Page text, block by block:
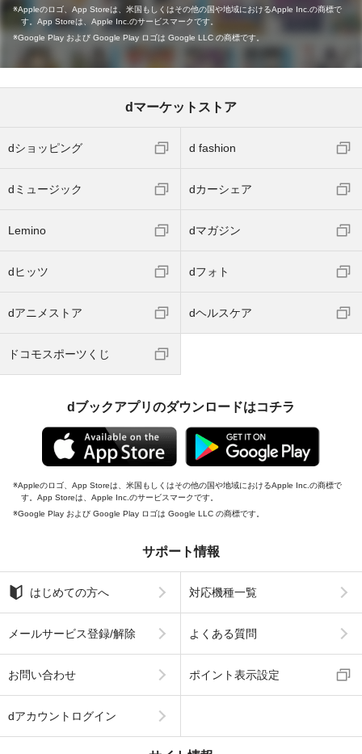
Appleのロゴ、App Storeは、米国もしくはその他の国や地域におけるApple Inc.の商標で
す。App Storeは、Apple Inc.のサービスマークです。
Google Play および Google Play ロゴは Google LLC の商標です。
dマーケットストア
dショッピング d fashion
dミュージック dカーシェア
Lemino dマガジン
dヒッツ dフォト
dアニメストア dヘルスケア
ドコモスポーツくじ
dブックアプリのダウンロードはコチラ
Appleのロゴ、App Storeは、米国もしくはその他の国や地域におけるApple Inc.の商標で
す。App Storeは、Apple Inc.のサービスマークです。
Google Play および Google Play ロゴは Google LLC の商標です。
サポート情報
はじめての方へ 対応機種一覧
メールサービス登録/解除 よくある質問
お問い合わせ ポイント表示設定
dアカウントログイン